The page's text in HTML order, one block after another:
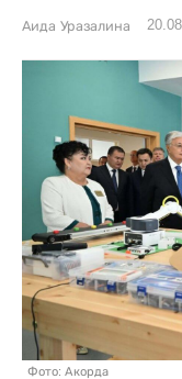
Аида Уразалина
Фото: Акорда